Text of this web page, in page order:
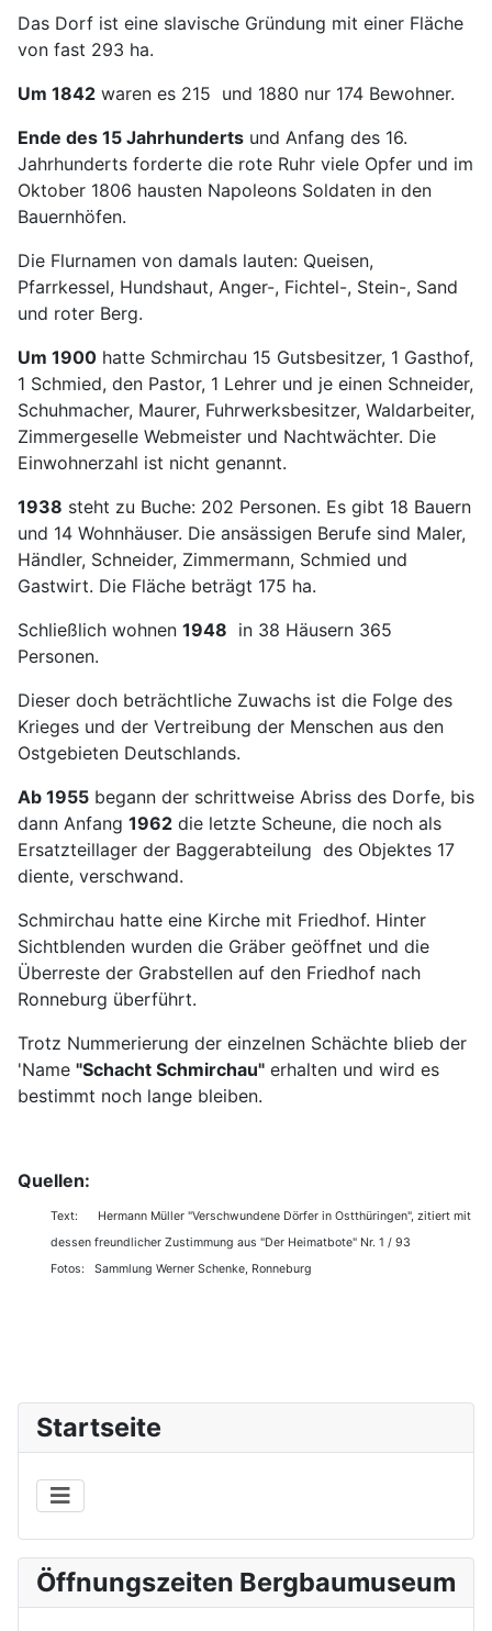
Das Dorf ist eine slavische Gründung mit einer Fläche
von fast 293 ha.
Um 1842 waren es 215 und 1880 nur 174 Bewohner.
Ende des 15 Jahrhunderts und Anfang des 16.
Jahrhunderts forderte die rote Ruhr viele Opfer und im
Oktober 1806 hausten Napoleons Soldaten in den
Bauernhöfen.
Die Flurnamen von damals lauten: Queisen,
Pfarrkessel, Hundshaut, Anger-, Fichtel-, Stein-, Sand
und roter Berg.
Um 1900 hatte Schmirchau 15 Gutsbesitzer, 1 Gasthof,
1 Schmied, den Pastor, 1 Lehrer und je einen Schneider,
Schuhmacher, Maurer, Fuhrwerksbesitzer, Waldarbeiter,
Zimmergeselle Webmeister und Nachtwächter. Die
Einwohnerzahl ist nicht genannt.
1938 steht zu Buche: 202 Personen. Es gibt 18 Bauern
und 14 Wohnhäuser. Die ansässigen Berufe sind Maler,
Händler, Schneider, Zimmermann, Schmied und
Gastwirt. Die Fläche beträgt 175 ha.
Schließlich wohnen 1948 in 38 Häusern 365
Personen.
Dieser doch beträchtliche Zuwachs ist die Folge des
Krieges und der Vertreibung der Menschen aus den
Ostgebieten Deutschlands.
Ab 1955 begann der schrittweise Abriss des Dorfe, bis
dann Anfang 1962 die letzte Scheune, die noch als
Ersatzteillager der Baggerabteilung des Objektes 17
diente, verschwand.
Schmirchau hatte eine Kirche mit Friedhof. Hinter
Sichtblenden wurden die Gräber geöffnet und die
Überreste der Grabstellen auf den Friedhof nach
Ronneburg überführt.
Trotz Nummerierung der einzelnen Schächte blieb der
'Name "Schacht Schmirchau" erhalten und wird es
bestimmt noch lange bleiben.
Quellen:
Text: Hermann Müller "Verschwundene Dörfer in Ostthüringen", zitiert mit
dessen freundlicher Zustimmung aus "Der Heimatbote" Nr. 1 / 93
Fotos: Sammlung Werner Schenke, Ronneburg
Startseite
Öffnungszeiten Bergbaumuseum